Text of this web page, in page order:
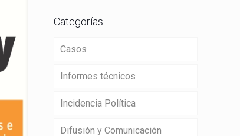
Categorías
Casos
Informes técnicos
Incidencia Política
Difusión y Comunicación